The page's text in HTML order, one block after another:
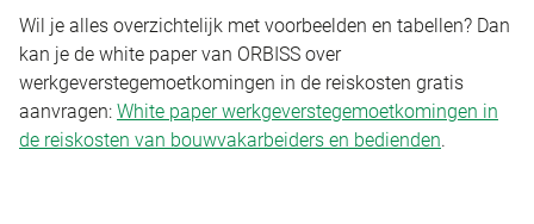
Wil je alles overzichtelijk met voorbeelden en tabellen? Dan
kan je de white paper van ORBISS over
werkgeverstegemoetkomingen in de reiskosten gratis
aanvragen: White paper werkgeverstegemoetkomingen in
de reiskosten van bouwvakarbeiders en bedienden.